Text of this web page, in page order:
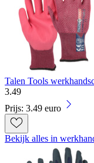
Talen Tools
3.49
Prijs: 3.49 euro
Bekijk alles in